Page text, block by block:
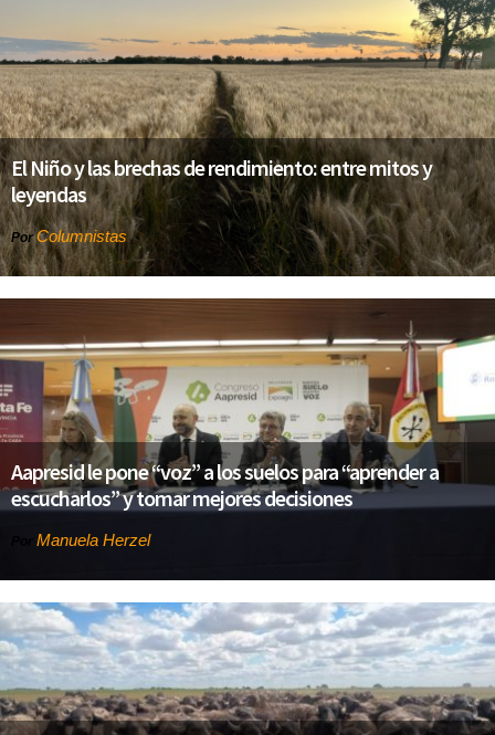
El Niño y las brechas de rendimiento: entre mitos y
leyendas
PorColumnistas
Aapresid le pone “voz” a los suelos para “aprender a
escucharlos” y tomar mejores decisiones
Manuela Herzel